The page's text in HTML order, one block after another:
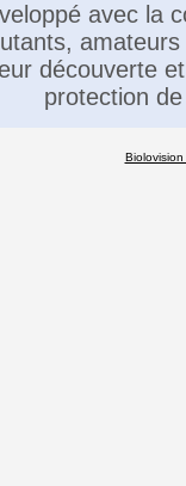
avec la
découverte
protection
Biolovision